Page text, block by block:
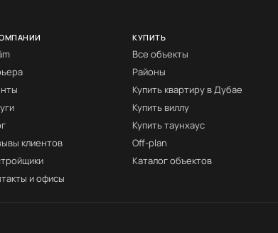
клиентов
и офисы
КУПИТЬ
Все объекты
Районы
Купить квартиру в Дубае
Купить виллу
Купить таунхаус
Off-plan
Каталог объектов